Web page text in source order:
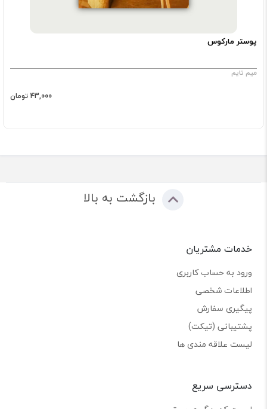
پوستر مارکوس
میم تایم
43,000 تومان
بازگشت به بالا
خدمات مشتریان
ورود به حساب کاربری
اطلاعات شخصی
پیگیری سفارش
پشتیبانی (تیکت)
لیست علاقه مندی ها
دسترسی سریع